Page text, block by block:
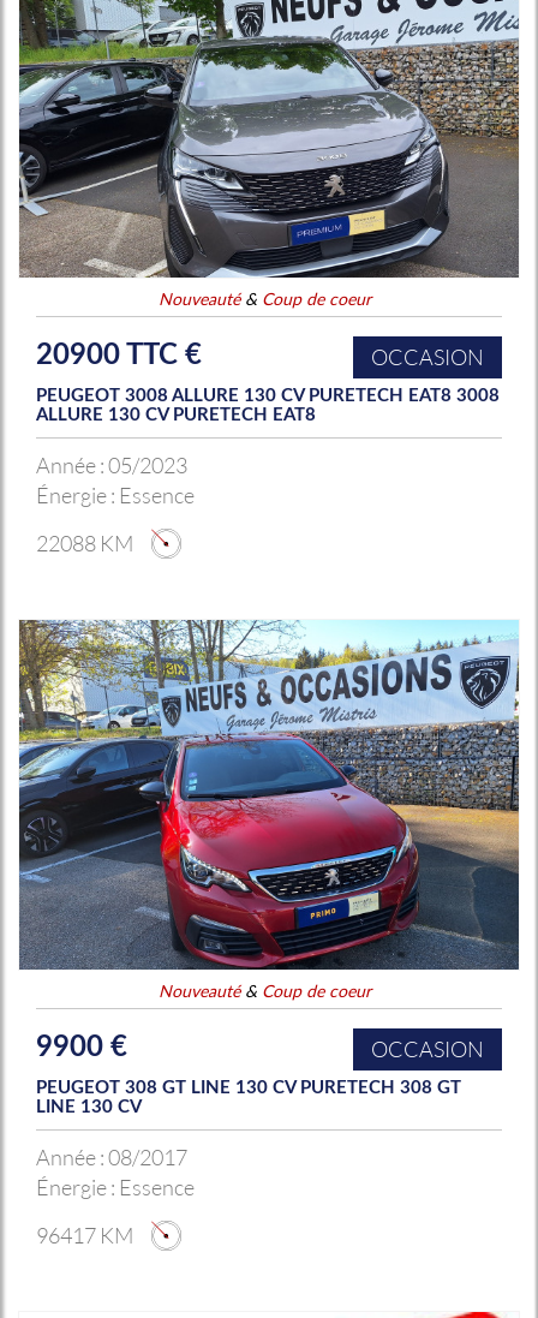
Nouveauté& Coup de coeur
20900 TTC € OCCASION
PEUGEOT 3008 ALLURE 130 CV PURETECH EAT8 3008
ALLURE 130 CV PURETECH EAT8
Année :05/2023
Énergie : Essence
22088 KM
Nouveauté& Coup de coeur
9900 € OCCASION
PEUGEOT 308 GT LINE 130 CV PURETECH 308 GT
LINE 130 CV
Année :08/2017
Énergie : Essence
96417 KM